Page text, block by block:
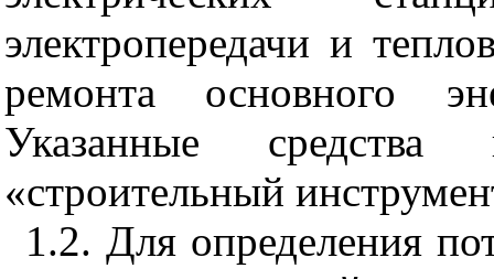
электропередачи и
ремонта основного
Указанные
«строительный
1.2. Для определения